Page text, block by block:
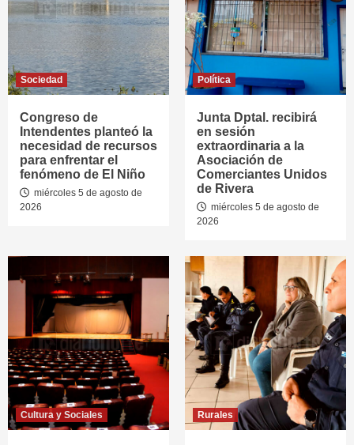
Sociedad
Congreso de
Intendentes planteó la
necesidad de recursos
para enfrentar el
fenómeno de El Niño
miércoles 5 de agosto de
2026
Política
Junta Dptal. recibirá
en sesión
extraordinaria a la
Asociación de
Comerciantes Unidos
de Rivera
miércoles 5 de agosto de
2026
Cultura y Sociales Rurales